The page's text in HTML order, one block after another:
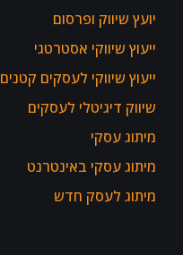
יועץ שיווק ופרסום
ייעוץ שיווקי אסטרטגי
ייעוץ שיווקי לעסקים קטנים
שיווק דיגיטלי לעסקים
מיתוג עסקי
מיתוג עסקי באינטרנט
מיתוג לעסק חדש